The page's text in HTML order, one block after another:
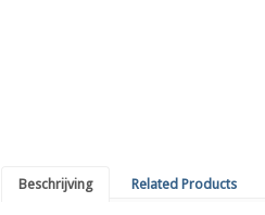
Beschrijving Related Products